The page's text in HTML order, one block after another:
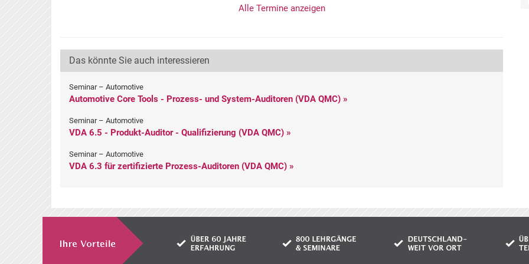
Alle Termine anzeigen
Das könnte Sie auch interessieren
Seminar – Automotive
Automotive Core Tools - Prozess- und System-Auditoren (VDA QMC) »
Seminar – Automotive
VDA 6.5 - Produkt-Auditor - Qualifizierung (VDA QMC) »
Seminar – Automotive
VDA 6.3 für zertifizierte Prozess-Auditoren (VDA QMC) »